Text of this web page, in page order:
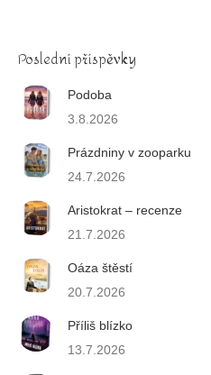
Poslední příspěvky
Podoba
3.8.2026
Prázdniny v zooparku
24.7.2026
Aristokrat – recenze
21.7.2026
Oáza štěstí
20.7.2026
Příliš blízko
13.7.2026